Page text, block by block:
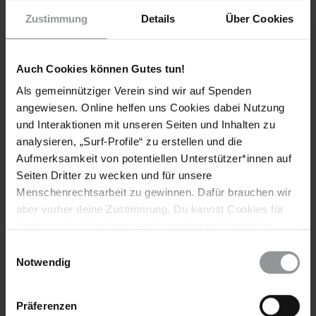
Zustimmung Details Über Cookies
Auch Cookies können Gutes tun!
Als gemeinnütziger Verein sind wir auf Spenden
angewiesen. Online helfen uns Cookies dabei Nutzung
und Interaktionen mit unseren Seiten und Inhalten zu
analysieren, „Surf-Profile“ zu erstellen und die
Aufmerksamkeit von potentiellen Unterstützer*innen auf
Seiten Dritter zu wecken und für unsere
Menschenrechtsarbeit zu gewinnen. Dafür brauchen wir
aber vorher deine Zustimmung. Du kannst Cookies für
wieder ändern. Diesen Banner kannst Du über den Link
Notwendig
Präferenzen
weshalb Gesetze beschlossen werden konnten, die im
Rechte oder dem Internationalen Pakt über wirtschaftliche,
Weitere Informationen
Länder